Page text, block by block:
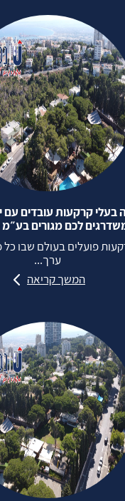
בעלי קרקעות עובדים עם
לכם מגורים בע״מ
פועלים בעולם שבו
ערך...
המשך קריאה